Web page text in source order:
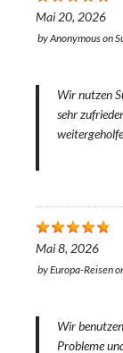
Mai 20, 2026
byAnonymouson
Wir nutzen
sehr
Mai 8, 2026
byEuropa-Reisen
Wir
Probleme